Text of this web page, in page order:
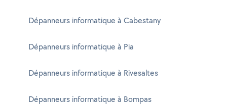
Dépanneurs informatique à Cabestany
Dépanneurs informatique à Pia
Dépanneurs informatique à Rivesaltes
Dépanneurs informatique à Bompas